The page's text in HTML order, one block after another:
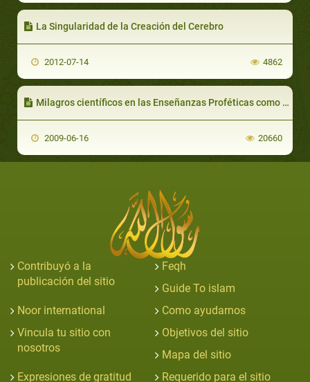
La Singularidad de la Creación del Cerebro
2012-07-14 4862
Milagros científicos en las Enseñanzas Proféticas como una Cura para la Ira
2009-06-16 20660
Contribuyó a la
publicación del sitio
Feqh
Guide To islam
Noor international
Como ayudarnos
Vincula tu sitio con
nosotros
Objetivos del sitio
Mapa del sitio
Expresiones de gratitud
Requerido para el sitio